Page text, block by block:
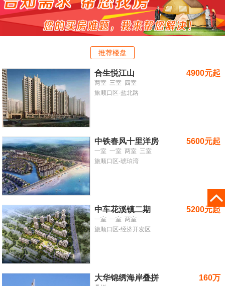
推荐楼盘
合生悦江山 4900元起
两室 三室
四室
旅顺口区-盐北路
中铁春风十里洋房 5600元起
一室一室两室 三室
旅顺口区-琥珀湾
中车花溪镇二期 5200元起
一室一室两室
旅顺口区-经济开发区
大华锦绣海岸叠拼 160万